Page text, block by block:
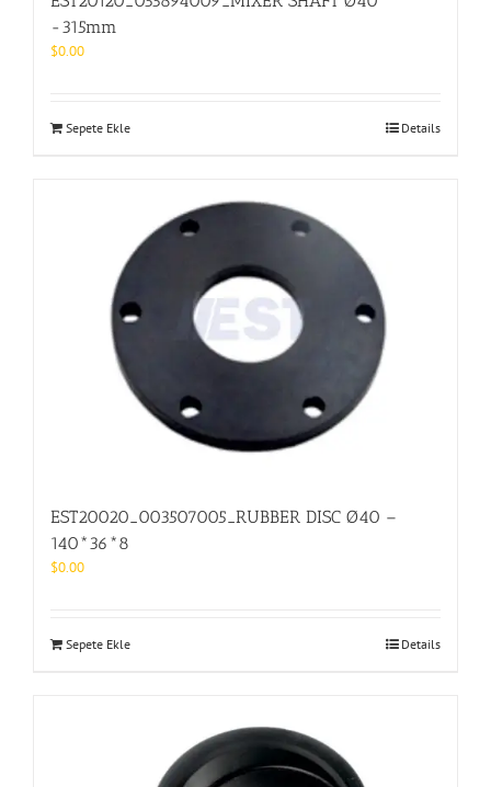
-315mm
$0.00
Sepete Ekle Details
EST20020_003507005_RUBBER DISC Ø40 –
140*36*8
$0.00
Sepete Ekle Details